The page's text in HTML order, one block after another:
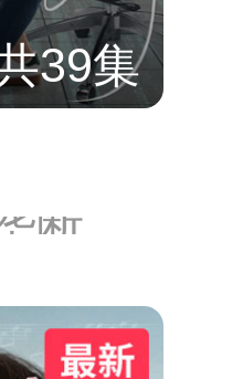
39集
断